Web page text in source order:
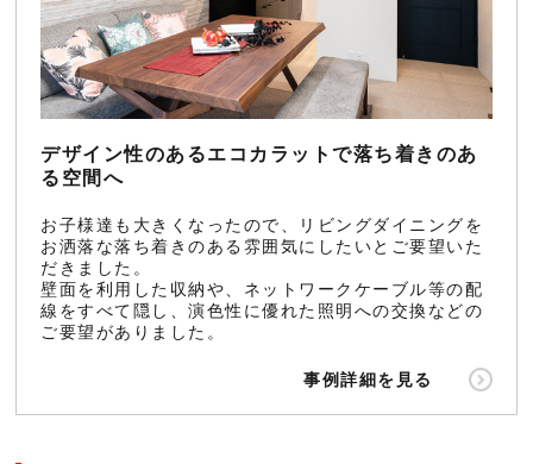
デザイン性のあるエコカラットで落ち着きのあ
る空間へ
お子様達も大きくなったので、リビングダイニングを
お洒落な落ち着きのある雰囲気にしたいとご要望いた
だきました。
壁面を利用した収納や、ネットワークケーブル等の配
線をすべて隠し、演色性に優れた照明への交換などの
ご要望がありました。
事例詳細を見る